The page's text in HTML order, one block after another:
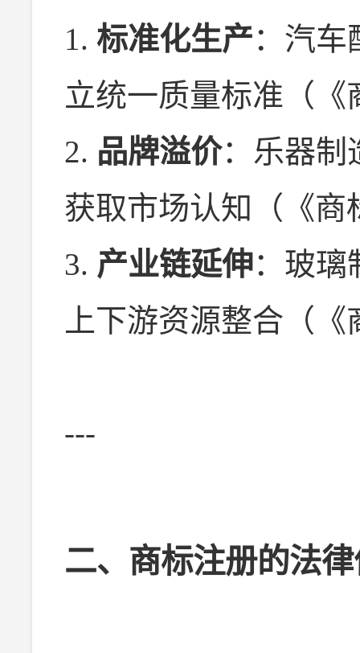
1. 标准化生产：汽车
立统一质量标准（
2. 品牌溢价：乐器制
获取市场认知（《商
3. 产业链延伸：玻璃
上下游资源整合（
---
二、商标注册的法